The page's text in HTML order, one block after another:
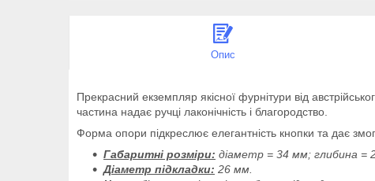
Опис
Прекрасний екземпляр якісної фурнітури від
частина надає ручці лаконічність і благородство.
Форма опори підкреслює елегантність кнопки та дає
Габаритні розміри: діаметр = 34 мм; глибина =
Діаметр підкладки: 26 мм.